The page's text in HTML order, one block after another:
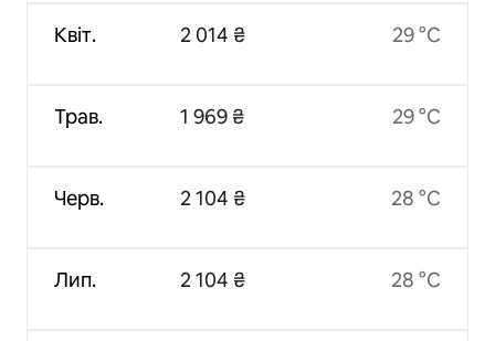
Квіт.
Трав.
Черв.
Лип.
2 014 ₴
1 969 ₴
2 104 ₴
2 104 ₴
29 °C
29 °C
28 °C
28 °C